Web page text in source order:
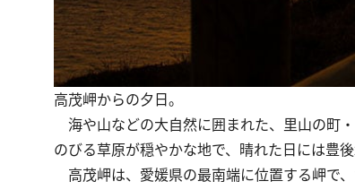
高茂岬からの夕日。
海や山などの大自然に囲まれた、里山の町
のびる草原が穏やかな地で、晴れた日には豊
高茂岬は、愛媛県の最南端に位置する岬で